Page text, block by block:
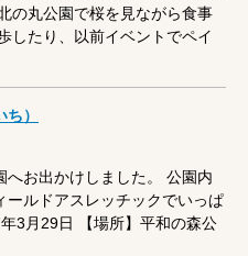
の丸公園で桜を見ながら食事
したり、以前イベントでペイ
）
へお出かけしました。 公園内
ールドアスレッチックでいっぱ
3月29日 【場所】平和の森公